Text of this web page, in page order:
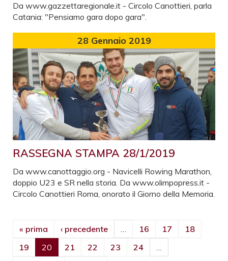
Da www.gazzettaregionale.it - Circolo Canottieri, parla
Catania: "Pensiamo gara dopo gara".
28 Gennaio 2019
RASSEGNA STAMPA 28/1/2019
Da www.canottaggio.org - Navicelli Rowing Marathon,
doppio U23 e SR nella storia. Da www.olimpopress.it -
Circolo Canottieri Roma, onorato il Giorno della Memoria.
« prima ‹ precedente 16 17
18
19
20 21 22 23 24